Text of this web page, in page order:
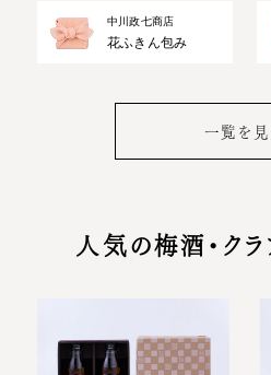
中川政七商店
花ふきん包み
一覧を見
人気の梅酒・クラ